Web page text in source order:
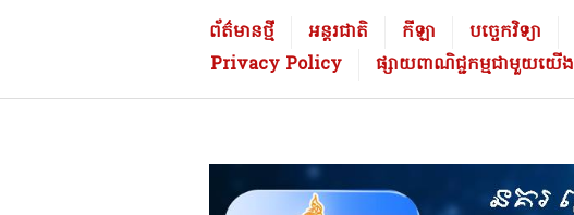
នគ
រដ្
រេ
ន
ព័ត៌មានថ្មី អន្តរជាតិ កីឡា បច្ចេកវិទ្យា
Privacy Policy
ផ្សាយពាណិជ្ជកម្មជាមួយយើង